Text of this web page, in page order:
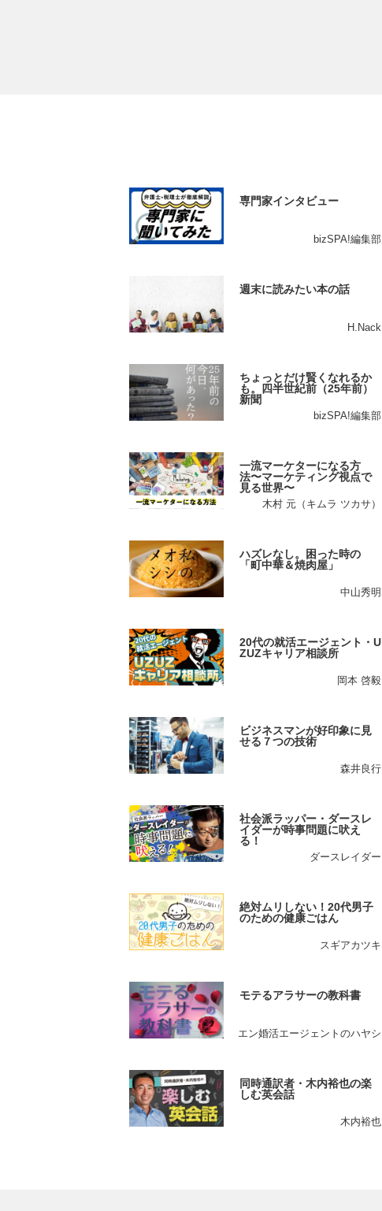
専門家インタビュー
bizSPA!編集部
週末に読みたい本の話
H.Nack
ちょっとだけ賢くなれるか
も。四半世紀前（25年前）
新聞
bizSPA!編集部
一流マーケターになる方
法〜マーケティング視点で
見る世界〜
木村 元（キムラ ツカサ）
ハズレなし。困った時の
「町中華＆焼肉屋」
中山秀明
20代の就活エージェント・U
ZUZキャリア相談所
岡本 啓毅
ビジネスマンが好印象に見
せる７つの技術
森井良行
社会派ラッパー・ダースレ
イダーが時事問題に吠え
る！
ダースレイダー
絶対ムリしない！20代男子
のための健康ごはん
スギアカツキ
モテるアラサーの教科書
エン婚活エージェントのハヤシ
同時通訳者・木内裕也の楽
しむ英会話
木内裕也